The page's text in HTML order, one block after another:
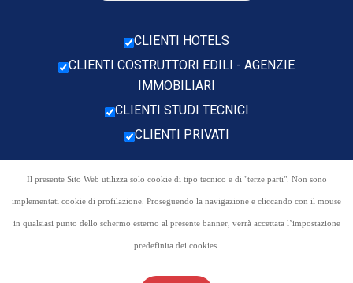
CLIENTI HOTELS
CLIENTI COSTRUTTORI EDILI - AGENZIE
IMMOBILIARI
CLIENTI STUDI TECNICI
CLIENTI PRIVATI
Il presente Sito Web utilizza solo cookie di tipo tecnico e di "terze parti". Non sono
implementati cookie di profilazione. Proseguendo la navigazione e cliccando con il mouse
in qualsiasi punto dello schermo esterno al presente banner, verrà accettata l’impostazione
predefinita dei cookies.